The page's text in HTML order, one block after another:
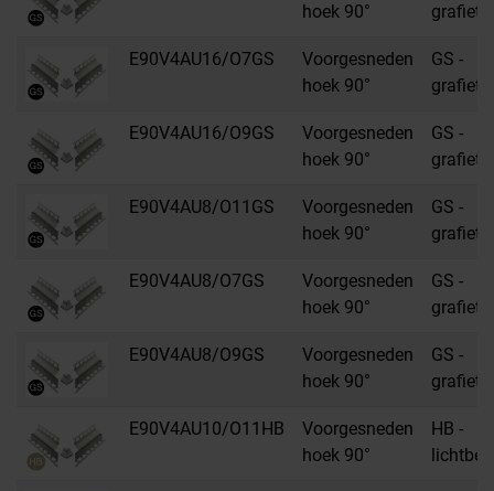
hoek 90°
E90V4AU16/O7GS
Voorgesneden
hoek 90°
GS -
E90V4AU16/O9GS
Voorgesneden
hoek 90°
GS -
E90V4AU8/O11GS
Voorgesneden
hoek 90°
GS -
E90V4AU8/O7GS
Voorgesneden
hoek 90°
GS -
E90V4AU8/O9GS
Voorgesneden
hoek 90°
GS -
E90V4AU10/O11HB
Voorgesneden
hoek 90°
HB -